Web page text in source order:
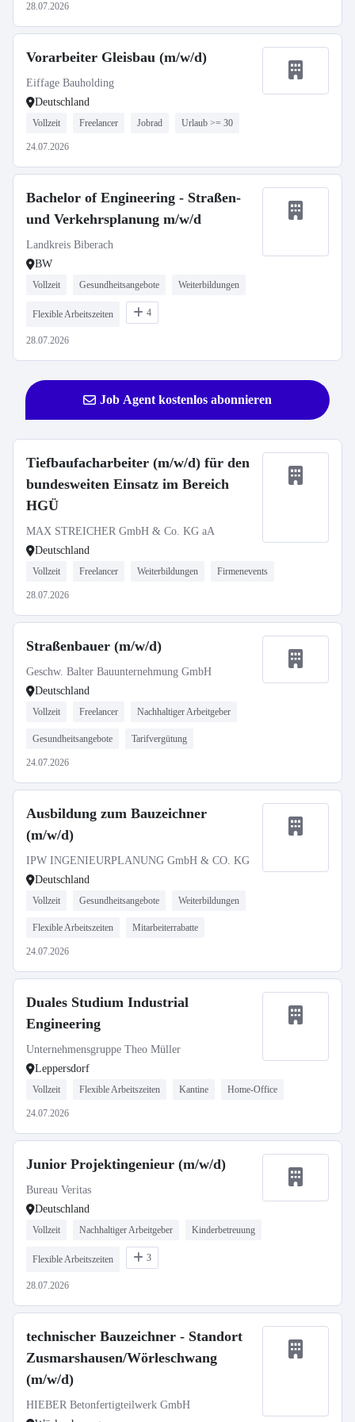
28.07.2026
Vorarbeiter Gleisbau (m/w/d)
Eiffage Bauholding
Deutschland
Vollzeit Freelancer Jobrad Urlaub >= 30
24.07.2026
Bachelor of Engineering - Straßen-
und Verkehrsplanung m/w/d
Landkreis Biberach
BW
Vollzeit Gesundheitsangebote Weiterbildungen
Flexible Arbeitszeiten 4
28.07.2026
Job Agent kostenlos abonnieren
Tiefbaufacharbeiter (m/w/d) für den
bundesweiten Einsatz im Bereich
HGÜ
MAX STREICHER GmbH & Co. KG aA
Deutschland
Vollzeit Freelancer Weiterbildungen Firmenevents
28.07.2026
Straßenbauer (m/w/d)
Geschw. Balter Bauunternehmung GmbH
Deutschland
Vollzeit Freelancer Nachhaltiger Arbeitgeber
Gesundheitsangebote Tarifvergütung
24.07.2026
Ausbildung zum Bauzeichner
(m/w/d)
IPW INGENIEURPLANUNG GmbH & CO. KG
Deutschland
Vollzeit Gesundheitsangebote Weiterbildungen
Flexible Arbeitszeiten Mitarbeiterrabatte
24.07.2026
Duales Studium Industrial
Engineering
Unternehmensgruppe Theo Müller
Leppersdorf
Vollzeit Flexible Arbeitszeiten Kantine Home-Office
24.07.2026
Junior Projektingenieur (m/w/d)
Bureau Veritas
Deutschland
Vollzeit Nachhaltiger Arbeitgeber Kinderbetreuung
Flexible Arbeitszeiten 3
28.07.2026
technischer Bauzeichner - Standort
Zusmarshausen/Wörleschwang
(m/w/d)
HIEBER Betonfertigteilwerk GmbH